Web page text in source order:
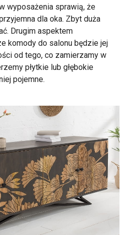
wyposażenia sprawią, że
dla oka. Zbyt duża
Drugim aspektem
komody do salonu będzie jej
od tego, co zamierzamy w
płytkie lub głębokie
pojemne.